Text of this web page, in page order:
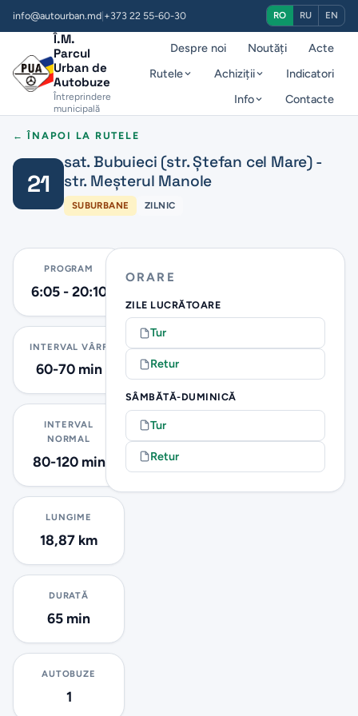
info@autourban.md +373 22 55-60-30 RO RU EN
Î.M.
Parcul
Urban de
Autobuze
Întreprindere
municipală
Despre noi Noutăți
Acte
Rutele
Achiziții
Indicatori
Info
Contacte
← ÎNAPOI LA RUTELE
21
sat. Bubuieci (str. Ștefan cel Mare) -
str. Meșterul Manole
SUBURBANE ZILNIC
PROGRAM
6:05 - 20:10
INTERVAL VÂRF
60-70 min
INTERVAL
NORMAL
80-120 min
LUNGIME
18,87 km
DURATĂ
65 min
AUTOBUZE
1
ORARE
ZILE LUCRĂTOARE
Tur
Retur
SÂMBĂTĂ-DUMINICĂ
Tur
Retur